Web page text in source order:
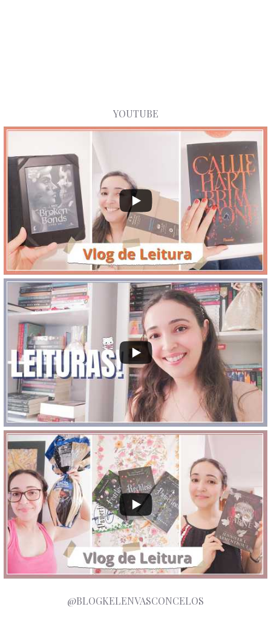
YOUTUBE
@BLOGKELENVASCONCELOS